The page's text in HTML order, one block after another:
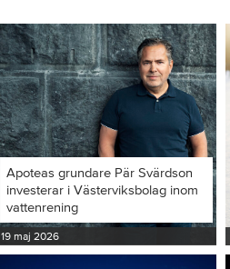
Apoteas grundare Pär Svärdson
investerar i Västerviksbolag inom
vattenrening
19 maj 2026